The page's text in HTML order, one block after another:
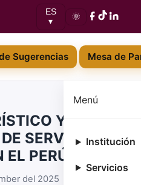
ES
▾
🌞
Sugerencias Mesa de
Menú
Institución
Servicios
Y
SERVICIOS
PERÚ”
del 2025